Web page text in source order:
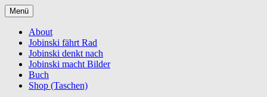
Zum
Inhalt
springen
Menü
About
Jobinski fährt Rad
Jobinski denkt nach
Jobinski macht Bilder
Buch
Shop (Taschen)